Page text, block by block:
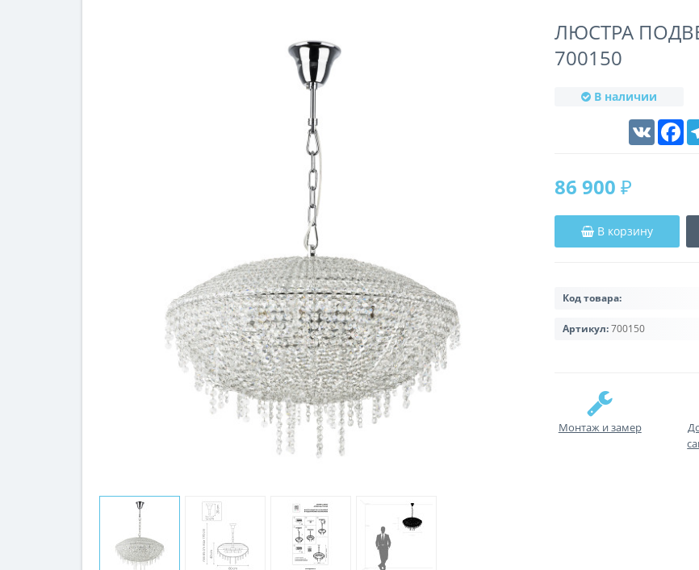
ЛЮСТРА
700150
В наличии
VK
86 900 ₽
В корзину
Код товара:
Артикул:700150
Монтаж и замер